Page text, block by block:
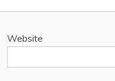
Website